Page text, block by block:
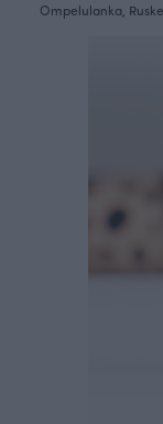
Ompelulanka,